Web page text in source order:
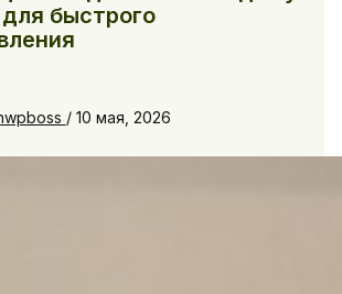
быстрого
/ 10 мая, 2026